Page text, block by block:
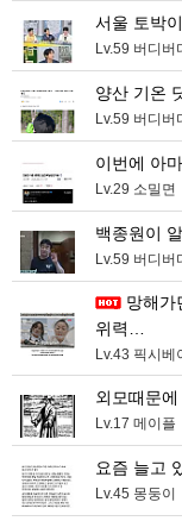
서울 토박
Lv.59 버디버
양산 기온
Lv.59 버디버
이번에 아
Lv.29 소밀면
백종원이
Lv.59 버디버
위력…
Lv.43 픽시베
외모때문
Lv.17 메이플
요즘 늘고
Lv.45 몽둥이